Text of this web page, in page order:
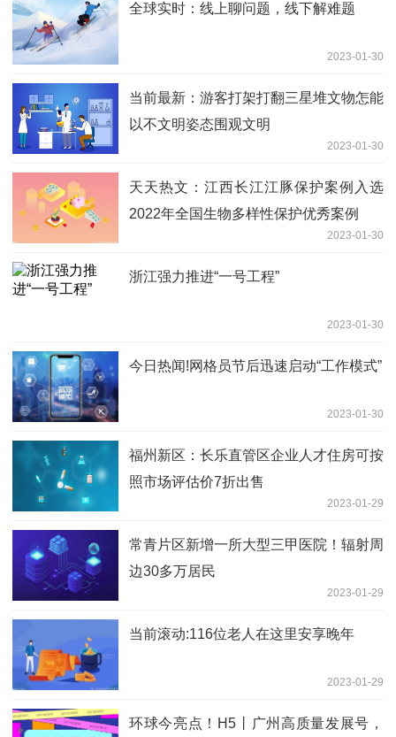
全球实时：线上聊问题，线下解难题
2023-01-30
当前最新：游客打架打翻三星堆文物怎能
以不文明姿态围观文明
2023-01-30
天天热文：江西长江江豚保护案例入选
2022年全国生物多样性保护优秀案例
2023-01-30
浙江强力推进“一号工程”
2023-01-30
今日热闻!网格员节后迅速启动“工作模式”
2023-01-30
福州新区：长乐直管区企业人才住房可按
照市场评估价7折出售
2023-01-29
常青片区新增一所大型三甲医院！辐射周
边30多万居民
2023-01-29
当前滚动:116位老人在这里安享晚年
2023-01-29
环球今亮点！H5丨广州高质量发展号，